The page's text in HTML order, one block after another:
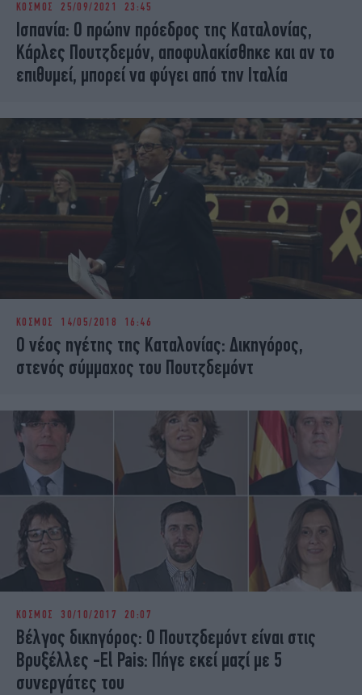
iBOOKS
OSCARS
THE OCEAN
MEDIA
ELAMEFORA
ΚΟΣΜΟΣ 25/09/2021 23:45
Ισπανία: Ο πρώην πρόεδρος της Καταλονίας,
Κάρλες Πουτζδεμόν, αποφυλακίσθηκε και αν το
επιθυμεί, μπορεί να φύγει από την Ιταλία
ΚΟΣΜΟΣ 14/05/2018 16:46
Ο νέος ηγέτης της Καταλονίας: Δικηγόρος,
στενός σύμμαχος του Πουτζδεμόντ
ΚΟΣΜΟΣ 30/10/2017 20:07
Βέλγος δικηγόρος: Ο Πουτζδεμόντ είναι στις
Βρυξέλλες -El Pais: Πήγε εκεί μαζί με 5
συνεργάτες του